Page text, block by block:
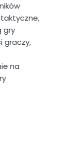
gry
graczy,
na